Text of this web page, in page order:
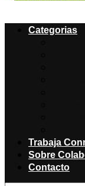
Categorias
Trabaja
Sobre
Contacto